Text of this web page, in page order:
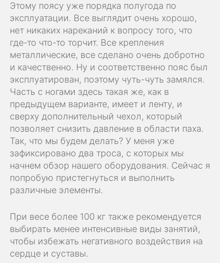
Этому поясу уже порядка полугода по
эксплуатации. Все выглядит очень хорошо,
нет никаких нареканий к вопросу того, что
где-то что-то торчит. Все крепления
металлические, все сделано очень добротно
и качественно. Ну и соответственно пояс был
эксплуатирован, поэтому чуть-чуть замялся.
Часть с ногами здесь такая же, как в
предыдущем варианте, имеет и ленту, и
сверху дополнительный чехол, который
позволяет снизить давление в области паха.
Так, что мы будем делать? У меня уже
зафиксировано два троса, с которых мы
начнем обзор нашего оборудования. Сейчас я
попробую пристегнуться и выполнить
различные элементы.
При весе более 100 кг также рекомендуется
выбирать менее интенсивные виды занятий,
чтобы избежать негативного воздействия на
сердце и суставы.